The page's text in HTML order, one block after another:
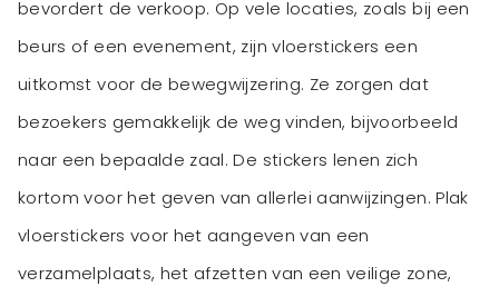
bevordert de verkoop. Op vele locaties, zoals bij een
beurs of een evenement, zijn vloerstickers een
uitkomst voor de bewegwijzering. Ze zorgen dat
bezoekers gemakkelijk de weg vinden, bijvoorbeeld
naar een bepaalde zaal. De stickers lenen zich
kortom voor het geven van allerlei aanwijzingen. Plak
vloerstickers voor het aangeven van een
verzamelplaats, het afzetten van een veilige zone,